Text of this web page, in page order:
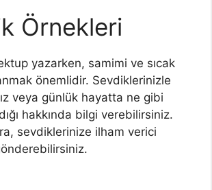
Örnekleri
yazarken, samimi ve sıcak
önemlidir. Sevdiklerinizle
veya günlük hayatta ne gibi
hakkında bilgi verebilirsiniz.
sevdiklerinize ilham verici